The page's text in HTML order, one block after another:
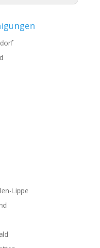
Lippe